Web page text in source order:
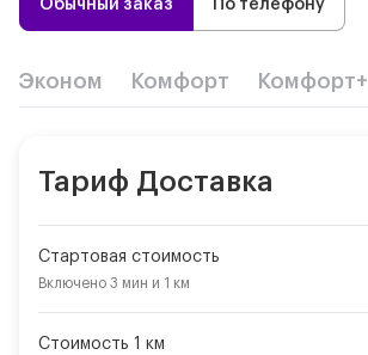
Обычный заказ По телефону
Эконом Комфорт Комфорт+
Тариф Доставка
Стартовая стоимость
Включено 3 мин и 1 км
Стоимость 1 км